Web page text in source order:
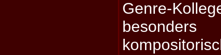
Genre-
besonders